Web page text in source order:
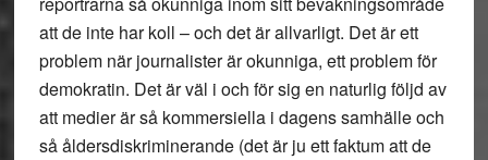
att de inte har koll – och det är allvarligt. Det är ett
problem när journalister är okunniga, ett problem för
demokratin. Det är väl i och för sig en naturlig följd av
att medier är så kommersiella i dagens samhälle och
så åldersdiskriminerande (det är ju ett faktum att de